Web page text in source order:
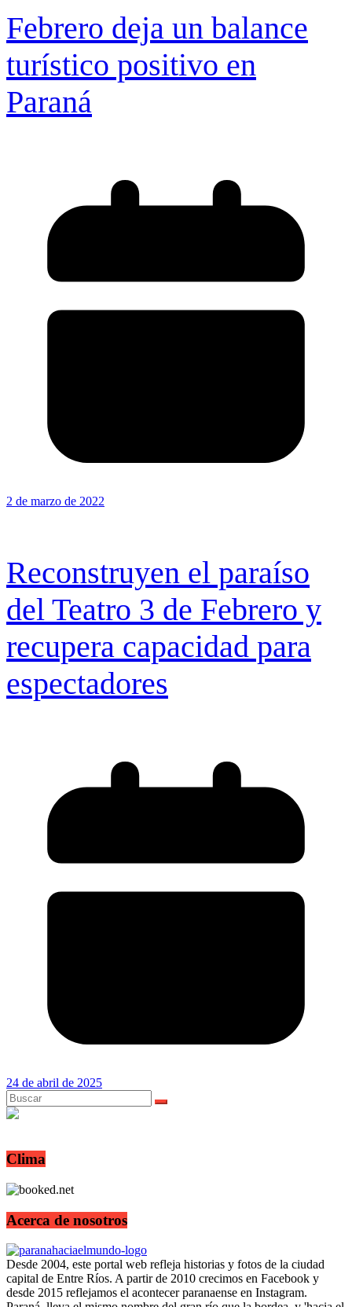
Febrero deja un balance
turístico positivo en
Paraná
2 de marzo de 2022
Reconstruyen el paraíso
del Teatro 3 de Febrero y
recupera capacidad para
espectadores
24 de abril de 2025
Clima
Acerca de nosotros
Desde 2004, este portal web refleja historias y fotos de la ciudad
capital de Entre Ríos. A partir de 2010 crecimos en Facebook y
desde 2015 reflejamos el acontecer paranaense en Instagram.